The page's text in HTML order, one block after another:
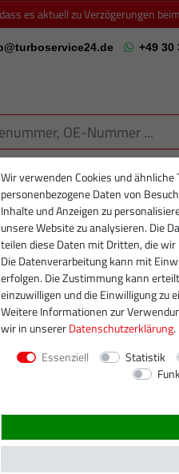
es aktuell zu Verzögerungen
+49 30
PARTIKELFILTER
81 kW / 110 PS
Wir verwenden Cookies und
personenbezogene Daten von
Inhalte und Anzeigen zu
unsere Website zu analysieren. Die
teilen diese Daten mit Dritten, die
Die Datenverarbeitung kann mit
erfolgen. Die Zustimmung kann
einzuwilligen und die Einwilligung zu
Weitere Informationen zur
wir in unsererDaten­schutz­erklärung.
Essenziell
Statistik